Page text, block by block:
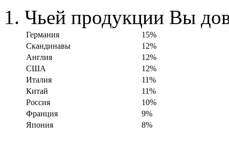
Чьей продукции Вы
Германия
15%
Скандинавы
12%
Англия
12%
США
12%
Италия
11%
Китай
11%
Россия
10%
Франция
9%
Япония
8%